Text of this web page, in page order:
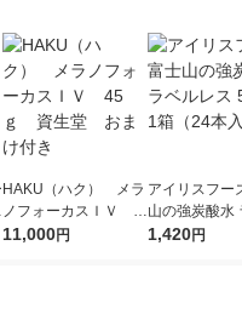
HAKU（ハク） メラ
ノフォーカスＩＶ 4
5ｇ 資生堂 おまけ
11,000円
アイリスフー
山の強炭酸水
レス 500ml 1
1,420円